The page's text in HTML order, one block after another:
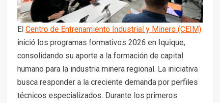
El Centro de Entrenamiento Industrial y Minero (CEIM)
inició los programas formativos 2026 en Iquique,
consolidando su aporte a la formación de capital
humano para la industria minera regional. La iniciativa
busca responder a la creciente demanda por perfiles
técnicos especializados. Durante los primeros